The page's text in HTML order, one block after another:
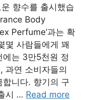
향수를 출시했습
Body
Perfume’과는 확
몇 사람들에게 꽤
에는 3만5천원 정
과연 소비자들의
니다. 향기의 구
시 … Read more